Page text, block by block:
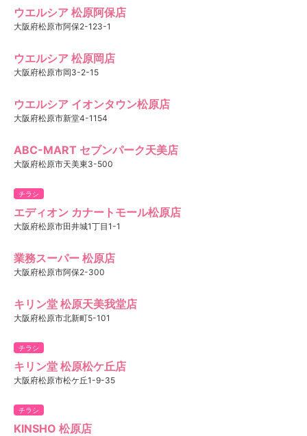
ウエルシア 松原阿保店
大阪府松原市阿保2-123-1
ウエルシア 松原岡店
大阪府松原市岡3-2-15
ウエルシア イオンタウン松原店
大阪府松原市新堂4-1154
ABC-MART セブンパーク天美店
大阪府松原市天美東3-500
チラシ
エディオン カナートモール松原店
大阪府松原市田井城1丁目1-1
業務スーパー 松原店
大阪府松原市阿保2-300
キリン堂 松原天美我堂店
大阪府松原市北新町5-101
チラシ
キリン堂 松原松ケ丘店
大阪府松原市松ケ丘1-9-35
チラシ
KINSHO 松原店